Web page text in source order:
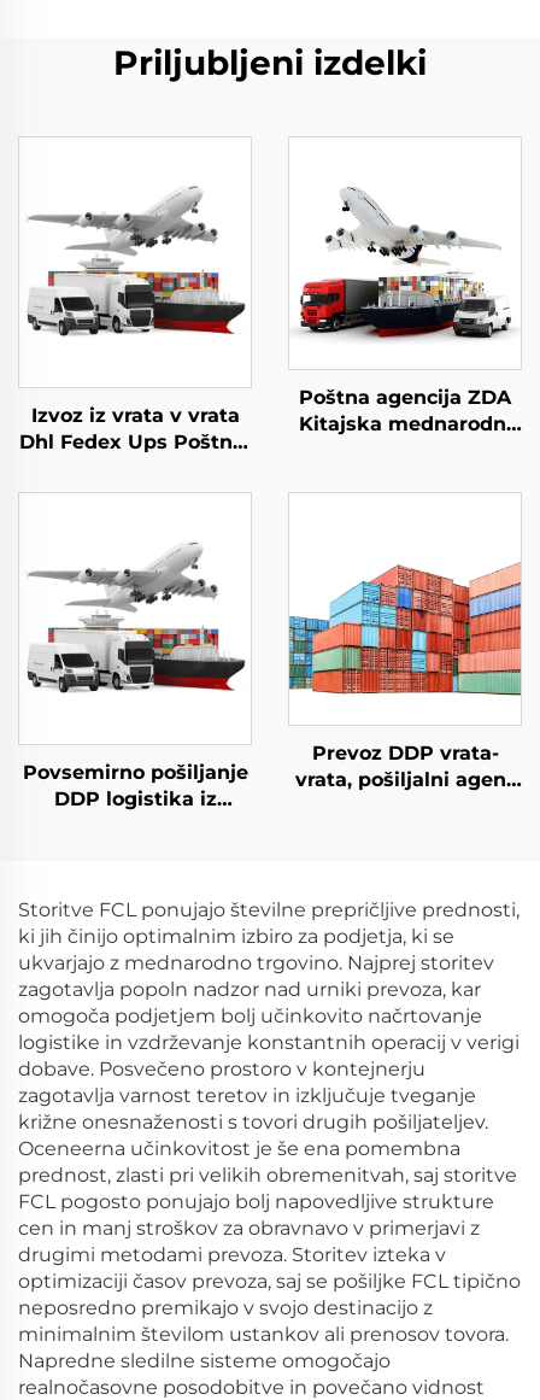
Priljubljeni izdelki
Izvoz iz vrata v vrata
Dhl Fedex Ups Poštnik
Kitajska v Evropo
prometa
Poštna agencija ZDA
Kitajska mednarodni
Povsemirno pošiljanje
DDP logistika iz
Francijo, Portugalsko,
poštna agencija UPS
DHL Express
Prevoz DDP vrata-
vrata, pošiljalni agent
Storitve FCL ponujajo številne prepričljive prednosti,
ki jih činijo optimalnim izbiro za podjetja, ki se
ukvarjajo z mednarodno trgovino. Najprej storitev
zagotavlja popoln nadzor nad urniki prevoza, kar
omogoča podjetjem bolj učinkovito načrtovanje
logistike in vzdrževanje konstantnih operacij v verigi
dobave. Posvečeno prostoro v kontejnerju
zagotavlja varnost teretov in izključuje tveganje
križne onesnaženosti s tovori drugih pošiljateljev.
Oceneerna učinkovitost je še ena pomembna
prednost, zlasti pri velikih obremenitvah, saj storitve
FCL pogosto ponujajo bolj napovedljive strukture
cen in manj stroškov za obravnavo v primerjavi z
drugimi metodami prevoza. Storitev izteka v
optimizaciji časov prevoza, saj se pošiljke FCL tipično
neposredno premikajo v svojo destinacijo z
minimalnim številom ustankov ali prenosov tovora.
Napredne sledilne sisteme omogočajo
realnočasovne posodobitve in povečano vidnost